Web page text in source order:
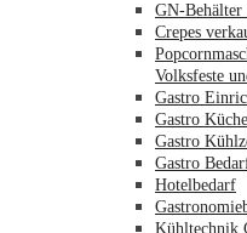
GN-Behälter
Crepes
Volksfeste
Gastro
Gastro Küche
Gastro
Gastro
Hotelbedarf
Kühltechnik